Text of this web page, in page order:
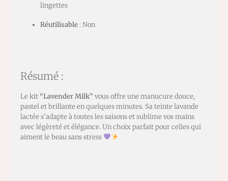
lingettes
Réutilisable : Non
Résumé :
Le kit“Lavender Milk” vous offre une manucure douce,
pastel et brillante en quelques minutes. Sa teinte lavande
lactée s’adapte à toutes les saisons et sublime vos mains
avec légèreté et élégance. Un choix parfait pour celles qui
aiment le beau sans stress